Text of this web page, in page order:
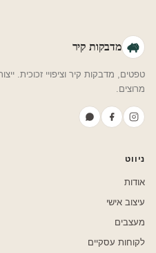
מדבקות קיר
מרוצים.
ניווט
אודות
עיצוב אישי
מעצבים
לקוחות עסקיים